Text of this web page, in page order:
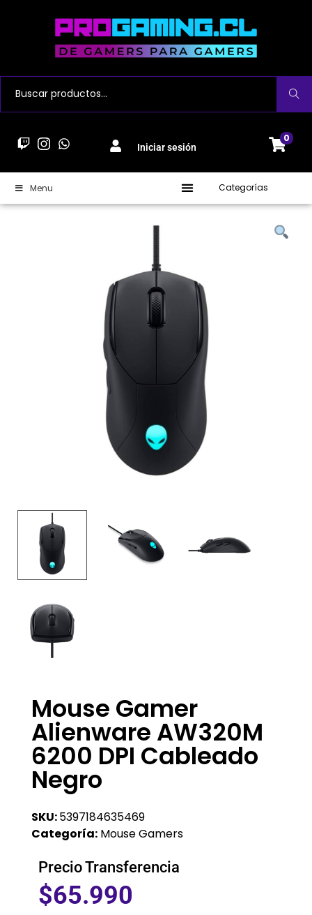
Buscar
Iniciar sesión
0
Menu Categorías
Mouse Gamer
Alienware AW320M
6200 DPI Cableado
Negro
SKU:5397184635469
Categoría: Mouse Gamers
Precio Transferencia
$65.990